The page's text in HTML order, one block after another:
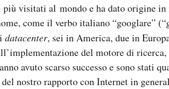
visitati al mondo e ha dato origine in
come il verbo italiano “googlare”
datacenter, sei in America, due in
del motore di
avuto scarso successo e sono stati
nostro rapporto con Internet in